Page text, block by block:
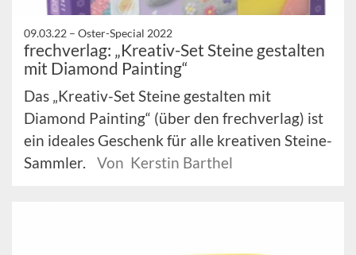
09.03.22 – Oster-Special 2022
frechverlag: „Kreativ-Set Steine gestalten
mit Diamond Painting“
Das „Kreativ-Set Steine gestalten mit
Diamond Painting“ (über den frechverlag) ist
ein ideales Geschenk für alle kreativen Steine-
Sammler.
Von Kerstin Barthel